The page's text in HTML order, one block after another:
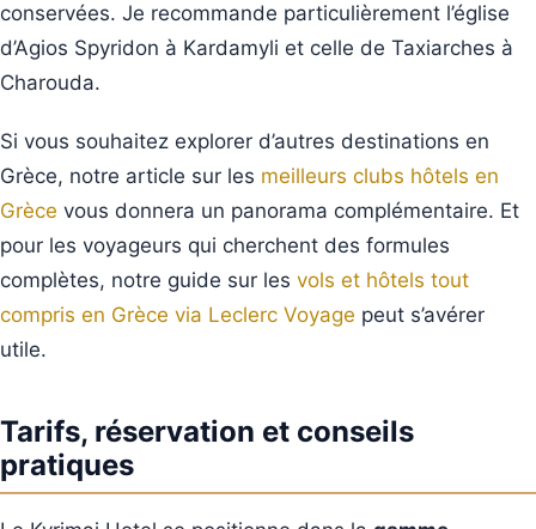
conservées. Je recommande particulièrement l’église
d’Agios Spyridon à Kardamyli et celle de Taxiarches à
Charouda.
Si vous souhaitez explorer d’autres destinations en
Grèce, notre article sur les meilleurs clubs hôtels en
Grèce vous donnera un panorama complémentaire. Et
pour les voyageurs qui cherchent des formules
complètes, notre guide sur les vols et hôtels tout
compris en Grèce via Leclerc Voyage peut s’avérer
utile.
Tarifs, réservation et conseils
pratiques